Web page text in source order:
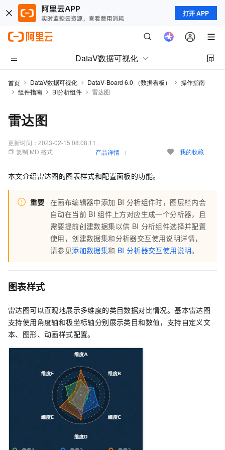
打开 APP
DataV数据可视化
首页 DataV数据可视化 DataV-Board 6.0 （数据看板）
操作指南
组件指南
BI分析组件 雷达图
雷达图
更新时间： 2023-02-15 08:08:11
复制 MD 格式
产品详情 我的收藏
本文介绍雷达图的图表样式和配置面板的功能。
重要 在画布编辑器中添加 BI 分析组件时，图层栏内会
自动在当前 BI 组件上方对应生成一个分析器，且
需要提前创建数据集以供 BI 分析组件选择并配置
使用，创建数据集和分析器交互使用说明详情，
请参见添加数据集和 BI 分析器交互使用说明。
图表样式
雷达图可以直观地展示多维度的类目数据对比情况。基本雷达图
支持使用角度轴和极坐标轴分别展示类目和数值，支持自定义文
本、图形、动画样式配置。